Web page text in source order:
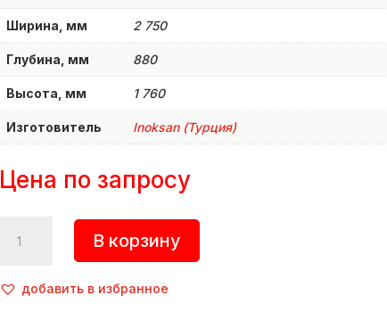
Ширина, мм 2 750
Глубина, мм 880
Высота, мм 1 760
Изготовитель Inoksan (Турция)
Цена по запросу
товара
посудомоечная
В корзину
добавить в избранное